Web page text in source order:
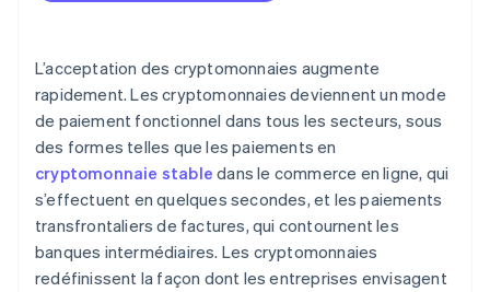
Aborder la sécurité et la conformité
Communiquer et promouvoir
L’acceptation des cryptomonnaies augmente
rapidement. Les cryptomonnaies deviennent un mode
de paiement fonctionnel dans tous les secteurs, sous
des formes telles que les paiements en
cryptomonnaie stable dans le commerce en ligne, qui
s’effectuent en quelques secondes, et les paiements
transfrontaliers de factures, qui contournent les
banques intermédiaires. Les cryptomonnaies
redéfinissent la façon dont les entreprises envisagent